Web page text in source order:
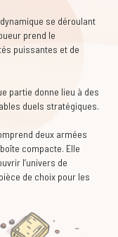
se déroulant
prend le
puissantes et de
partie donne lieu à des
duels stratégiques.
deux armées
compacte. Elle
l’univers de
de choix pour les